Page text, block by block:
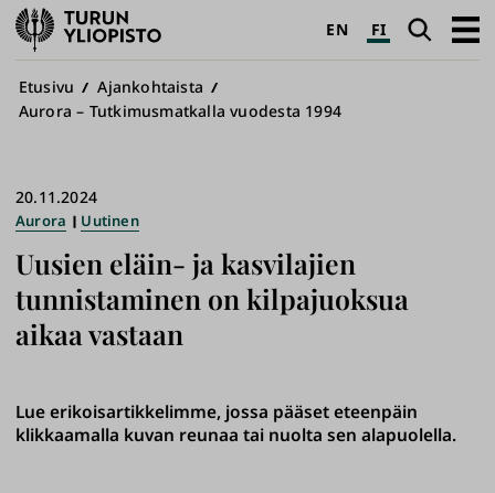
Turun
yliopisto
EN FI Haku
Avaa
Murupolku
Etusivu
Ajankohtaista
Aurora – Tutkimusmatkalla vuodesta 1994
Uusien eläin- ja kasvilajien
tunnistaminen on kilpajuoksua
aikaa vastaan
20.11.2024
Aurora Uutinen
Lue erikoisartikkelimme, jossa pääset eteenpäin
klikkaamalla kuvan reunaa tai nuolta sen alapuolella.